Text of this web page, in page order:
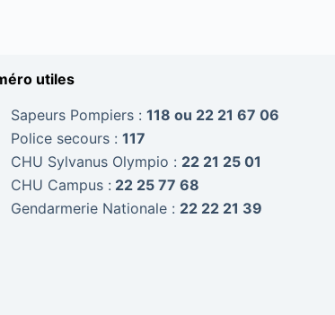
utiles
Sapeurs Pompiers : 118 ou 22 21 67 06
Police secours : 117
CHU Sylvanus Olympio : 22 21 25 01
CHU Campus : 22 25 77 68
Gendarmerie Nationale : 22 22 21 39